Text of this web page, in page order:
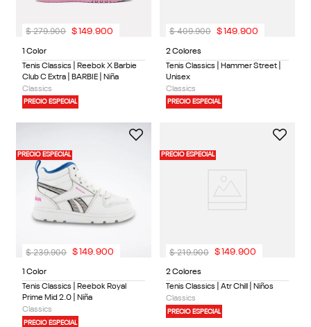
1 Color
Tenis Classics | Reebok X Barbie
Club C Extra | BARBIE | Niña
Classics
PRECIO ESPECIAL
$ 279.900 $149.900
2 Colores
Tenis Classics | Hammer Street |
Unisex
Classics
PRECIO ESPECIAL
$ 409.900 $149.900
PRECIO ESPECIAL
1 Color
Tenis Classics | Reebok Royal
Prime Mid 2.0 | Niña
Classics
PRECIO ESPECIAL
$ 239.900 $ 149.900
PRECIO ESPECIAL
2 Colores
Tenis Classics | Atr Chill | Niños
Classics
PRECIO ESPECIAL
$ 219.900 $ 149.900